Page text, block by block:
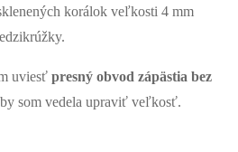
korálok veľkosti 4 mm
uviesť presný obvod zápästia bez
som vedela upraviť veľkosť.